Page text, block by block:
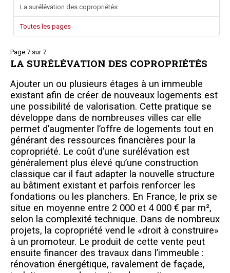
La surélévation des copropriétés
Toutes les pages
Page 7 sur 7
LA SURÉLÉVATION DES COPROPRIÉTÉS
Ajouter un ou plusieurs étages à un immeuble
existant afin de créer de nouveaux logements est
une possibilité de valorisation. Cette pratique se
développe dans de nombreuses villes car elle
permet d’augmenter l’offre de logements tout en
générant des ressources financières pour la
copropriété. Le coût d’une surélévation est
généralement plus élevé qu’une construction
classique car il faut adapter la nouvelle structure
au bâtiment existant et parfois renforcer les
fondations ou les planchers. En France, le prix se
situe en moyenne entre 2 000 et 4 000 € par m²,
selon la complexité technique. Dans de nombreux
projets, la copropriété vend le «droit à construire»
à un promoteur. Le produit de cette vente peut
ensuite financer des travaux dans l’immeuble :
rénovation énergétique, ravalement de façade,